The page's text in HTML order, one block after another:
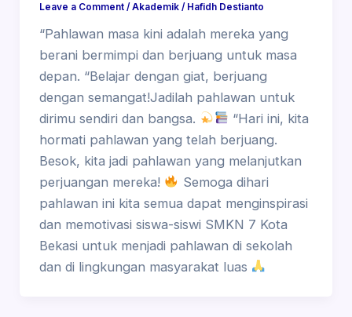
Leave a Comment /Akademik/ Hafidh Destianto
“Pahlawan masa kini adalah mereka yang
berani bermimpi dan berjuang untuk masa
depan. “Belajar dengan giat, berjuang
dengan semangat!Jadilah pahlawan untuk
dirimu sendiri dan bangsa.
“Hari ini, kita
hormati pahlawan yang telah berjuang.
Besok, kita jadi pahlawan yang melanjutkan
perjuangan mereka!
Semoga dihari
pahlawan ini kita semua dapat menginspirasi
dan memotivasi siswa-siswi SMKN 7 Kota
Bekasi untuk menjadi pahlawan di sekolah
dan di lingkungan masyarakat luas